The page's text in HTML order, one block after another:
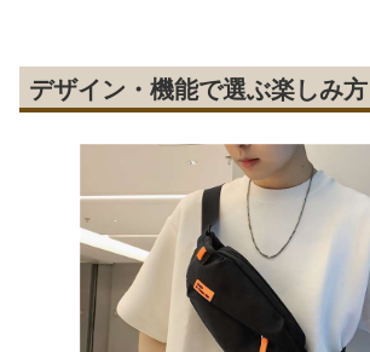
デザイン・機能で選ぶ楽しみ方